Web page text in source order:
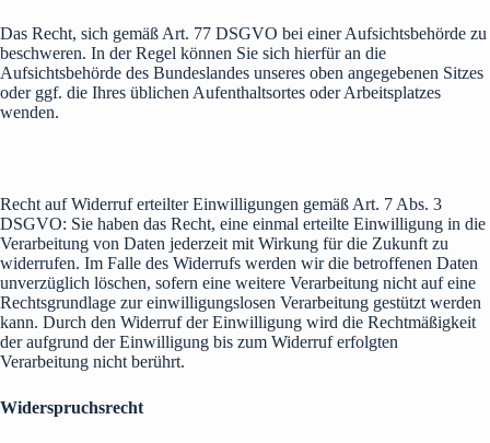
Das Recht, sich gemäß Art. 77 DSGVO bei einer Aufsichtsbehörde zu
beschweren. In der Regel können Sie sich hierfür an die
Aufsichtsbehörde des Bundeslandes unseres oben angegebenen Sitzes
oder ggf. die Ihres üblichen Aufenthaltsortes oder Arbeitsplatzes
wenden.
Recht auf Widerruf erteilter Einwilligungen gemäß Art. 7 Abs. 3
DSGVO: Sie haben das Recht, eine einmal erteilte Einwilligung in die
Verarbeitung von Daten jederzeit mit Wirkung für die Zukunft zu
widerrufen. Im Falle des Widerrufs werden wir die betroffenen Daten
unverzüglich löschen, sofern eine weitere Verarbeitung nicht auf eine
Rechtsgrundlage zur einwilligungslosen Verarbeitung gestützt werden
kann. Durch den Widerruf der Einwilligung wird die Rechtmäßigkeit
der aufgrund der Einwilligung bis zum Widerruf erfolgten
Verarbeitung nicht berührt.​
Widerspruchsrecht